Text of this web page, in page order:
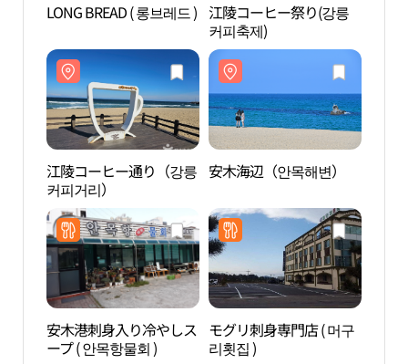
LONG BREAD ( 롱브레드 ) 江陵コーヒー祭り(강릉
커피축제)
江陵コーヒー通り（강릉
커피거리）
安木海辺（안목해변）
安木港刺身入り冷やしス
ープ ( 안목항물회 )
モグリ刺身専門店 ( 머구
리횟집 )